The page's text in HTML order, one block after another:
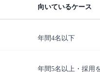
向いているケース
年間4名以下
年間5名以上・採用